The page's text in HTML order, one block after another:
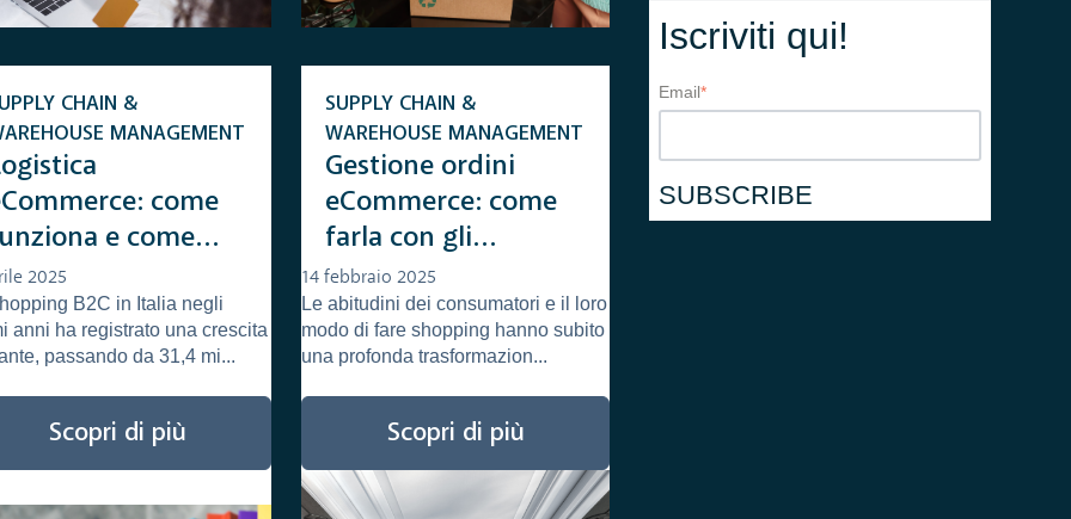
come
e come
al meglio
CHAIN &
MANAGEMENT
2025
B2C in Italia negli
anni ha registrato una crescita
passando da 31,4 mi...
Scopri di più
Gestione ordini
eCommerce: come
farla con gli
strumenti giusti
SUPPLY CHAIN &
WAREHOUSE MANAGEMENT
14 febbraio 2025
Le abitudini dei consumatori e il loro
modo di fare shopping hanno subito
una profonda trasformazion...
Scopri di più
Iscriviti qui!
Email*